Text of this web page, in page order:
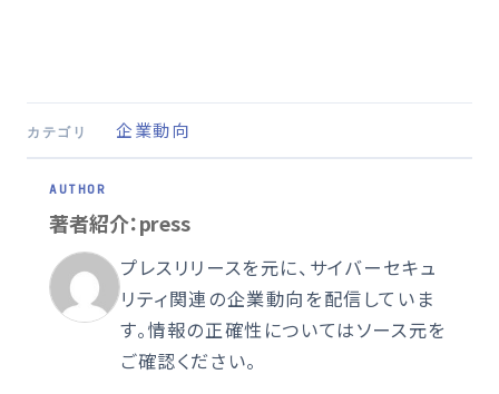
カテゴリ 企業動向
著者紹介：press
プレスリリースを元に、サイバーセキュ
リティ関連の企業動向を配信していま
す。情報の正確性についてはソース元を
ご確認ください。